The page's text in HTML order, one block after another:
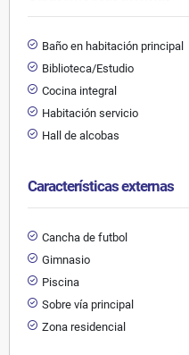
Baño en habitación principal
Biblioteca/Estudio
Cocina integral
Habitación servicio
Hall de alcobas
Características externas
Cancha de futbol
Gimnasio
Piscina
Sobre vía principal
Zona residencial